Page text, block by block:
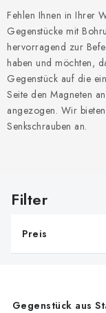
SONSTIGE
AUS UNSERER
Über uns
Warenrückgabe
Fehlen Ihnen in Ihrer
Gegenstücke mit
hervorragend zur
haben und möchten,
Gegenstück auf die
Seite den Magneten
angezogen. Wir
Senkschrauben an.
e
e
Preis
Gegenstück aus